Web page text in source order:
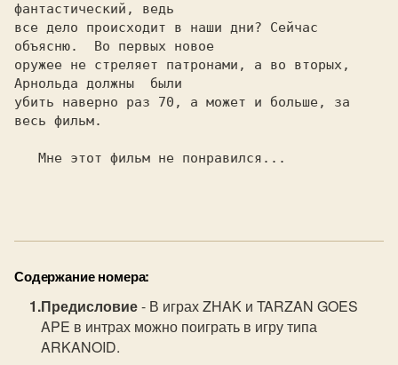
фантастический, ведь
все дело происходит в наши дни? Сейчас
объясню.  Во первых новое
оружее не стреляет патронами, а во вторых,
Арнольда должны  были
убить наверно раз 70, а может и больше, за
весь фильм.
Содержание номера:
Предисловие- В играх ZHAK и TARZAN GOES
APE в интрах можно поиграть в игру типа
ARKANOID.